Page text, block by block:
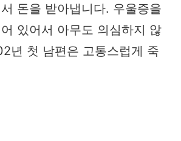
돈을 받아냅니다. 우울증을
있어서 아무도 의심하지 않
년 첫 남편은 고통스럽게 죽